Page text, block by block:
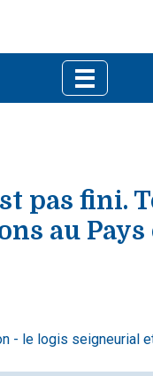
pas fini.
au Pays